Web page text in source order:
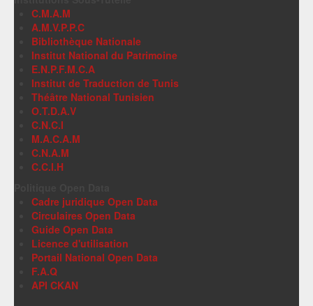
C.M.A.M
A.M.V.P.P.C
Bibliothèque Nationale
Institut National du Patrimoine
E.N.P.F.M.C.A
Institut de Traduction de Tunis
Théâtre National Tunisien
O.T.D.A.V
C.N.C.I
M.A.C.A.M
C.N.A.M
C.C.I.H
Cadre juridique Open Data
Circulaires Open Data
Guide Open Data
Licence d'utilisation
Portail National Open Data
F.A.Q
API CKAN